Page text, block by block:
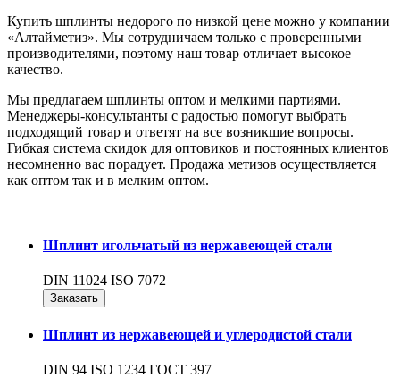
Купить шплинты недорого по низкой цене можно у компании
«Алтайметиз». Мы сотрудничаем только с проверенными
производителями, поэтому наш товар отличает высокое
качество.
Мы предлагаем шплинты оптом и мелкими партиями.
Менеджеры-консультанты с радостью помогут выбрать
подходящий товар и ответят на все возникшие вопросы.
Гибкая система скидок для оптовиков и постоянных клиентов
несомненно вас порадует. Продажа метизов осуществляется
как оптом так и в мелким оптом.
Шплинт игольчатый из нержавеющей стали
DIN 11024 ISO 7072
Заказать
Шплинт из нержавеющей и углеродистой стали
DIN 94 ISO 1234 ГОСТ 397